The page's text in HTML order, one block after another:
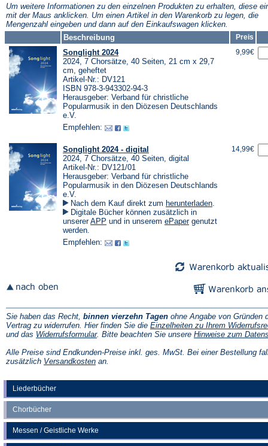
Liederbücher
Chorbücher
Messen / Geistliche Werke
Tab)
Tab)
Um weitere Informationen zu den einzelnen Produkten zu erhalten, diese
mit der Maus anklicken. Um einen Artikel in den Warenkorb zu legen, die
Mengenzahl eingeben und dann auf den Einkaufswagen klicken.
Beschreibung
Preis
Songlight 2024
2024, 7 Chorsätze, 40 Seiten, 21 cm x 29,7
cm, geheftet
Artikel-Nr.: DV121
ISBN 978-3-943302-94-3
Herausgeber: Verband für christliche
Popularmusik in den Diözesen Deutschlands
e.V.
Empfehlen:
9,99€
Songlight 2024 - digital
2024, 7 Chorsätze, 40 Seiten, digital
Artikel-Nr.: DV121/01
Herausgeber: Verband für christliche
Popularmusik in den Diözesen Deutschlands
e.V.
Nach dem Kauf direkt zum herunterladen(Öffnet
einem
.
Digitale Bücher können zusätzlich in
unsererAPP (Öffnet
neuen
und in unserem ePaper(Öffnet
genutzt
werden.
Empfehlen:
14,99€
Sie haben das Recht, binnen vierzehn Tagen ohne Angabe von Gründen
Vertrag zu widerrufen. Hier finden Sie die Einzelheiten zu Ihrem
und das Widerrufsformular(Öffnet
einem
neuen
. Bitte beachten Sie unsere Hinweise zum
Alle Preise sind Endkunden-Preise inkl. ges. MwSt. Bei einer Bestellung
zusätzlich Versandkosten(Öffnet
an.